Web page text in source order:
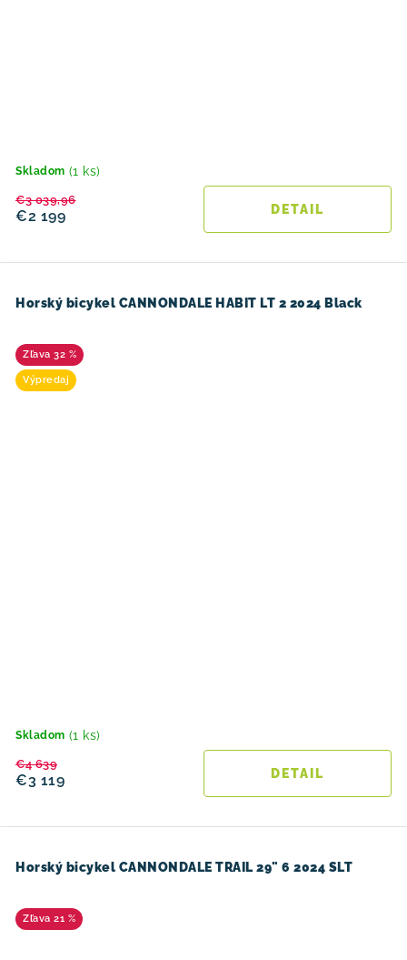
Skladom (1 ks)
€2 199
€3 039,96
DETAIL
Horský bicykel CANNONDALE HABIT LT 2 2024 Black
32 %
Výpredaj
Skladom (1 ks)
€3 119
€4 639
DETAIL
Horský bicykel CANNONDALE TRAIL 29" 6 2024 SLT
21 %